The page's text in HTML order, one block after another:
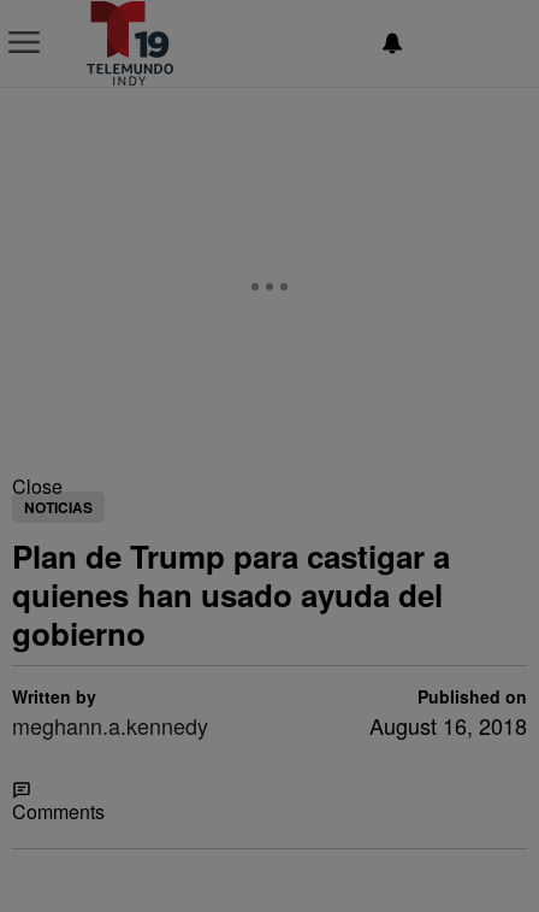
Close
NOTICIAS
Plan de Trump para castigar a
quienes han usado ayuda del
gobierno
Written by
meghann.a.kennedy
Published on
August 16, 2018
Comments